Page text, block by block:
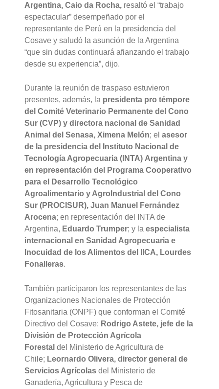
Argentina, Caio da Rocha, resaltó el “trabajo
espectacular” desempeñado por el
representante de Perú en la presidencia del
Cosave y saludó la asunción de la Argentina
“que sin dudas continuará afianzando el trabajo
desde su experiencia”, dijo.
Durante la reunión de traspaso estuvieron
presentes, además, la presidenta pro témpore
del Comité Veterinario Permanente del Cono
Sur (CVP) y directora nacional de Sanidad
Animal del Senasa, Ximena Melón; elasesor
de la presidencia del Instituto Nacional de
Tecnología Agropecuaria (INTA) Argentina y
en representación del Programa Cooperativo
para el Desarrollo Tecnológico
Agroalimentario y AgroIndustrial del Cono
Sur (PROCISUR), Juan Manuel Fernández
Arocena; en representación del INTA de
Argentina, Eduardo Trumper; y laespecialista
internacional en Sanidad Agropecuaria e
Inocuidad de los Alimentos del IICA, Lourdes
Fonalleras.
También participaron los representantes de las
Organizaciones Nacionales de Protección
Fitosanitaria (ONPF) que conforman el Comité
Directivo del Cosave: Rodrigo Astete, jefe de la
División de Protección Agrícola
Forestal del Ministerio de Agricultura de
Chile; Leornardo Olivera, director general de
Servicios Agrícolas del Ministerio de
Ganadería, Agricultura y Pesca de